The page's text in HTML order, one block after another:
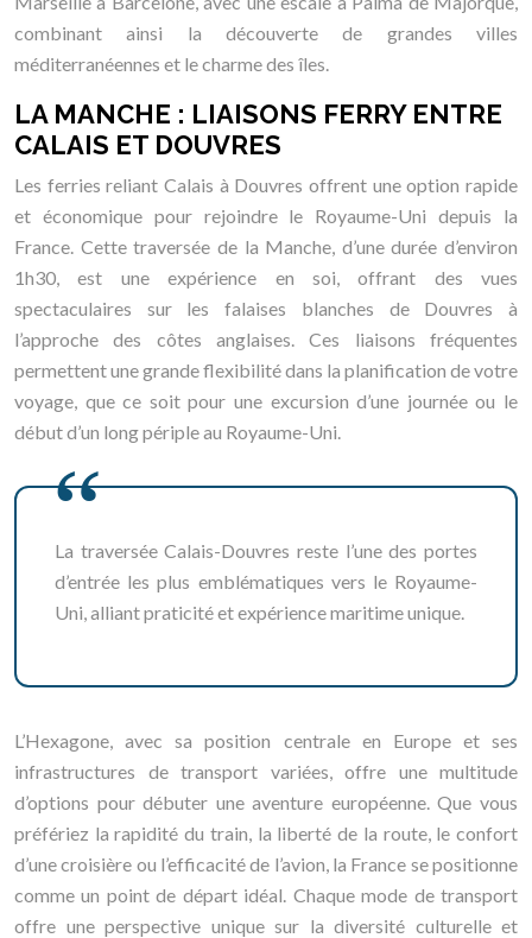
combinant ainsi la découverte de grandes villes
méditerranéennes et le charme des îles.
LA MANCHE : LIAISONS FERRY ENTRE
CALAIS ET DOUVRES
Les ferries reliant Calais à Douvres offrent une option rapide
et économique pour rejoindre le Royaume-Uni depuis la
France. Cette traversée de la Manche, d’une durée d’environ
1h30, est une expérience en soi, offrant des vues
spectaculaires sur les falaises blanches de Douvres à
l’approche des côtes anglaises. Ces liaisons fréquentes
permettent une grande flexibilité dans la planification de votre
voyage, que ce soit pour une excursion d’une journée ou le
début d’un long périple au Royaume-Uni.
La traversée Calais-Douvres reste l’une des portes
d’entrée les plus emblématiques vers le Royaume-
Uni, alliant praticité et expérience maritime unique.
L’Hexagone, avec sa position centrale en Europe et ses
infrastructures de transport variées, offre une multitude
d’options pour débuter une aventure européenne. Que vous
préfériez la rapidité du train, la liberté de la route, le confort
d’une croisière ou l’efficacité de l’avion, la France se positionne
comme un point de départ idéal. Chaque mode de transport
offre une perspective unique sur la diversité culturelle et